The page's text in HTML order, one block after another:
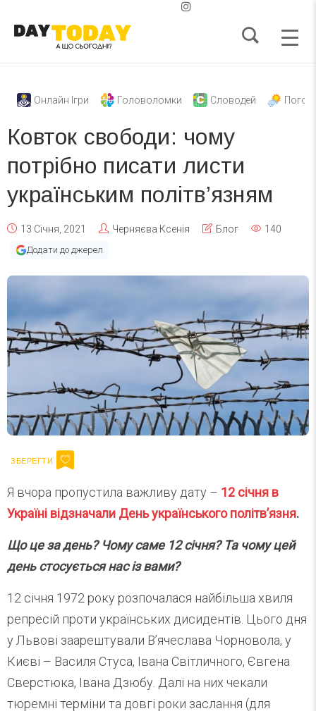
Онлайн Ігри Головоломки Словодей
Ковток свободи: чому
потрібно писати листи
українським політв’язням
13 Січня, 2021 Черняєва Ксенія Блог 140
Додати до джерел
Я вчора пропустила важливу дату – 12 січня в
Україні відзначали День українського політв’язня.
Що це за день? Чому саме 12 січня? Та чому цей
день стосується нас із вами?
12 січня 1972 року розпочалася найбільша хвиля
репресій проти українських дисидентів. Цього дня
у Львові заарештували В’ячеслава Чорновола, у
Києві – Василя Стуса, Івана Світличного, Євгена
Сверстюка, Івана Дзюбу. Далі на них чекали
тюремні терміни та довгі роки заслання (для